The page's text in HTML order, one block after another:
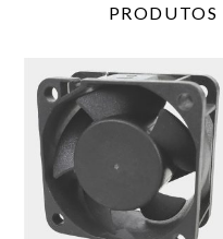
PRODUTOS